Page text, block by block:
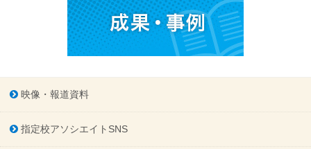
映像・報道資料
指定校アソシエイトSNS